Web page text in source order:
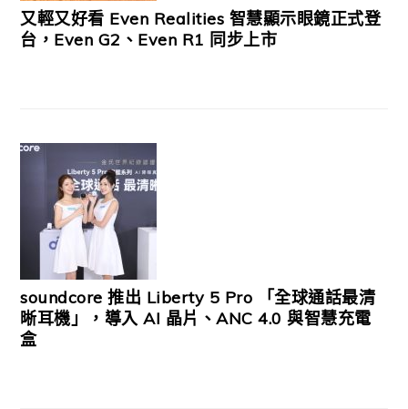
又輕又好看 Even Realities 智慧顯示眼鏡正式登
台，Even G2、Even R1 同步上市
soundcore 推出 Liberty 5 Pro 「全球通話最清
晰耳機」，導入 AI 晶片、ANC 4.0 與智慧充電
盒